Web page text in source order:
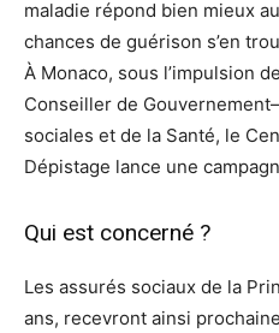
maladie répond bien mieux
chances de guérison s’en
À Monaco, sous l’impulsion
Conseiller de
sociales et de la Santé, le
Dépistage lance une
Qui est concerné ?
Les assurés sociaux de la
ans, recevront ainsi